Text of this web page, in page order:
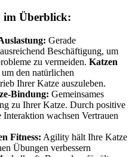
im Überblick:
Gerade
Beschäftigung, um
zu vermeiden. Katzen
den natürlichen
Ihrer Katze auszuleben.
Bindung: Gemeinsames
zu Ihrer Katze. Durch positive
wachsen Vertrauen
Fitness: Agility hält Ihre Katze
Übungen verbessern